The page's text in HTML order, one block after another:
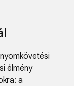
élmény
a